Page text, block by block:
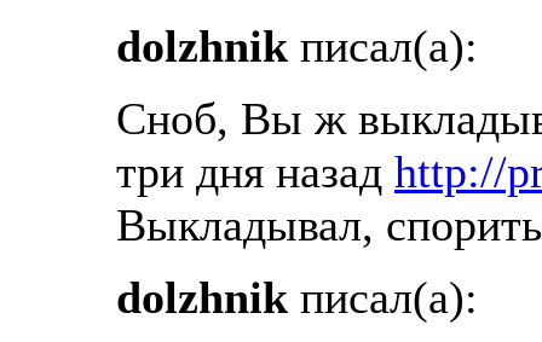
dolzhnik писал(а):
Сноб, Вы ж
три дня назад http://
Выкладывал,
dolzhnik писал(а):